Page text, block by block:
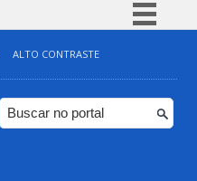
Simplifique!
Comunica BR
Participe
ALTO CONTRASTE